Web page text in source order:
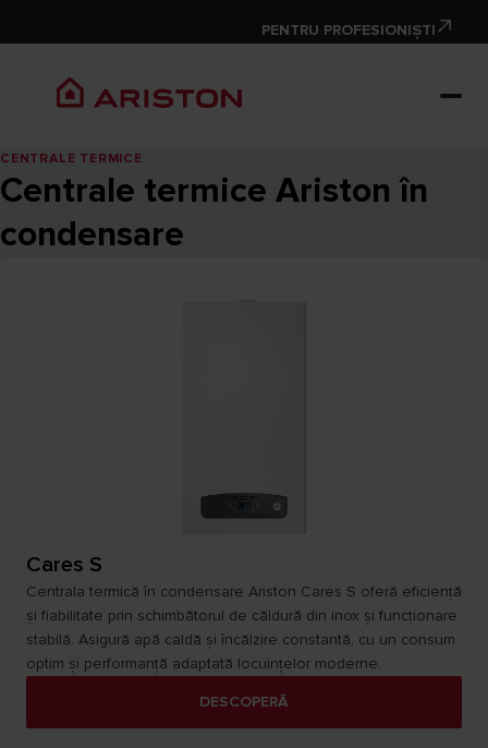
PENTRU PROFESIONIȘTI
CENTRALE TERMICE
Centrale termice Ariston în
condensare
Cares S
Centrala termică în condensare Ariston Cares S oferă eficiență
și fiabilitate prin schimbătorul de căldură din inox și funcționare
stabilă. Asigură apă caldă și încălzire constantă, cu un consum
optim și performanță adaptată locuințelor moderne.
DESCOPERĂ